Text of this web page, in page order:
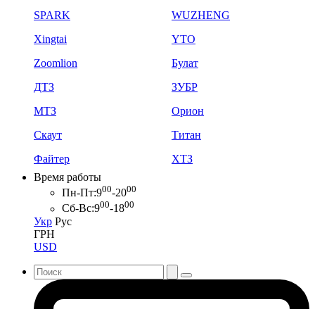
SPARK
WUZHENG
Xingtai
YTO
Zoomlion
Булат
ДТЗ
ЗУБР
МТЗ
Орион
Скаут
Титан
Файтер
ХТЗ
Время работы
Пн-Пт:900-2000
Сб-Вс:900-1800
Укр Рус
ГРН
USD